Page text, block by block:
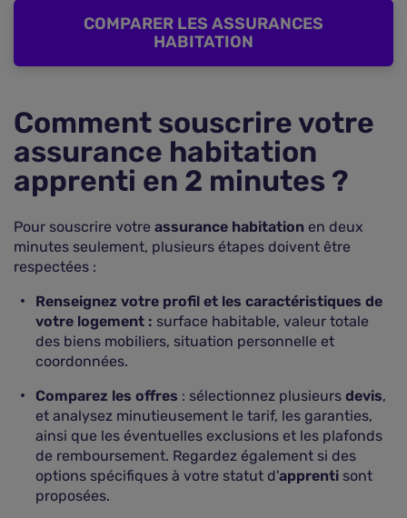
COMPARER LES ASSURANCES
HABITATION
Comment souscrire votre
assurance habitation
apprenti en 2 minutes ?
Pour souscrire votre assurance habitation en deux
minutes seulement, plusieurs étapes doivent être
respectées :
Renseignez votre profil et les caractéristiques de
votre logement : surface habitable, valeur totale
des biens mobiliers, situation personnelle et
coordonnées.
Comparez les offres : sélectionnez plusieurs devis,
et analysez minutieusement le tarif, les garanties,
ainsi que les éventuelles exclusions et les plafonds
de remboursement. Regardez également si des
options spécifiques à votre statut d'apprenti sont
proposées.